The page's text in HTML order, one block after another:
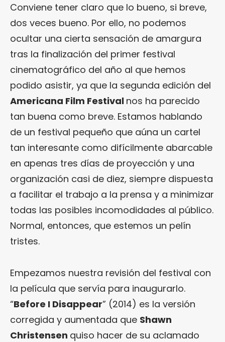
Conviene tener claro que lo bueno, si breve,
dos veces bueno. Por ello, no podemos
ocultar una cierta sensación de amargura
tras la finalización del primer festival
cinematográfico del año al que hemos
podido asistir, ya que la segunda edición del
Americana Film Festival nos ha parecido
tan buena como breve. Estamos hablando
de un festival pequeño que aúna un cartel
tan interesante como difícilmente abarcable
en apenas tres días de proyección y una
organización casi de diez, siempre dispuesta
a facilitar el trabajo a la prensa y a minimizar
todas las posibles incomodidades al público.
Normal, entonces, que estemos un pelín
tristes.
Empezamos nuestra revisión del festival con
la película que servía para inaugurarlo.
“Before I Disappear” (2014) es la versión
corregida y aumentada que Shawn
Christensen quiso hacer de su aclamado